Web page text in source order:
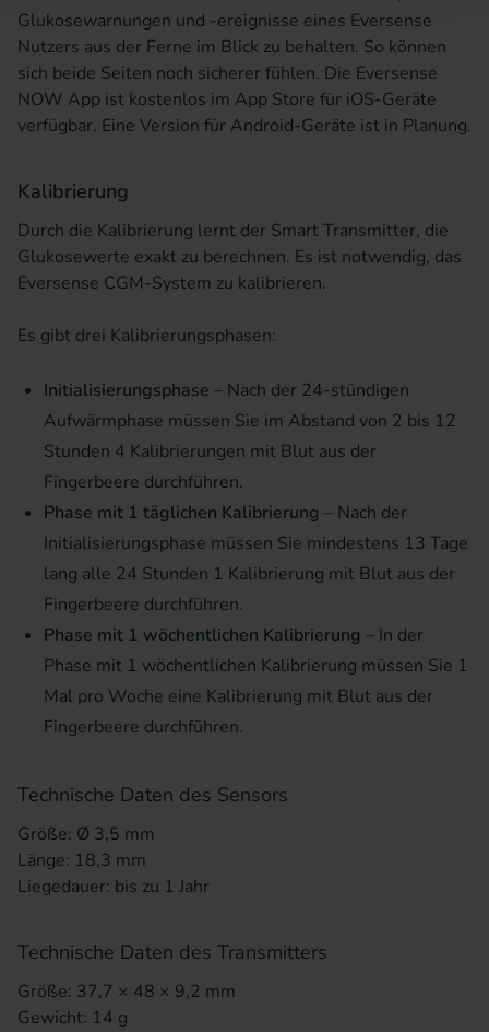
Glukosewarnungen und -ereignisse eines Eversense
Nutzers aus der Ferne im Blick zu behalten. So können
sich beide Seiten noch sicherer fühlen. Die Eversense
NOW App ist kostenlos im App Store für iOS-Geräte
verfügbar. Eine Version für Android-Geräte ist in Planung.
Kalibrierung
Durch die Kalibrierung lernt der Smart Transmitter, die
Glukosewerte exakt zu berechnen. Es ist notwendig, das
Eversense CGM-System zu kalibrieren.
Es gibt drei Kalibrierungsphasen:
Initialisierungsphase – Nach der 24-stündigen
Aufwärmphase müssen Sie im Abstand von 2 bis 12
Stunden 4 Kalibrierungen mit Blut aus der
Fingerbeere durchführen.
Phase mit 1 täglichen Kalibrierung – Nach der
Initialisierungsphase müssen Sie mindestens 13 Tage
lang alle 24 Stunden 1 Kalibrierung mit Blut aus der
Fingerbeere durchführen.
Phase mit 1 wöchentlichen Kalibrierung – In der
Phase mit 1 wöchentlichen Kalibrierung müssen Sie 1
Mal pro Woche eine Kalibrierung mit Blut aus der
Fingerbeere durchführen.
Technische Daten des Sensors
Größe: Ø 3,5 mm
Länge: 18,3 mm
Liegedauer: bis zu 1 Jahr
Technische Daten des Transmitters
Größe: 37,7 × 48 × 9,2 mm
Gewicht: 14 g